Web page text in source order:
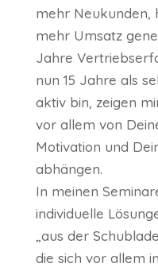
mehr Neukunden,
mehr Umsatz
Jahre
nun 15 Jahre als
aktiv bin, zeigen
vor allem von
Motivation und
abhängen.
In meinen
individuelle
„aus der
die sich vor allem